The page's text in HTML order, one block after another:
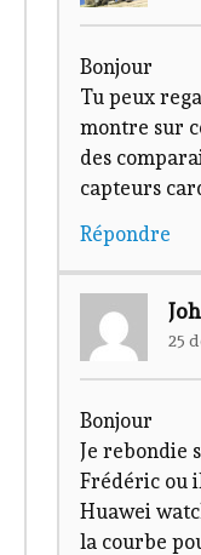
Bonjour
Tu peux
montre sur
des
capteurs
Répondre
25
Bonjour
Je rebondie
Frédéric ou
Huawei
la courbe